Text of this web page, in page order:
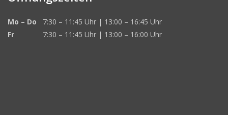
Mo – Do 7:30 – 11:45 Uhr | 13:00 – 16:45 Uhr
Fr
7:30 – 11:45 Uhr | 13:00 – 16:00 Uhr